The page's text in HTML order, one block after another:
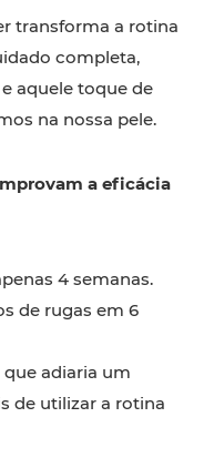
transforma a rotina
completa,
aquele toque de
na nossa pele.
a eficácia
4 semanas.
de rugas em 6
adiaria um
de utilizar a rotina